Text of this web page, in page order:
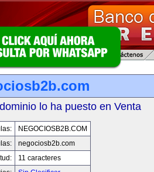
lo ha puesto en Venta
NEGOCIOSB2B.COM
negociosb2b.com
11 caracteres